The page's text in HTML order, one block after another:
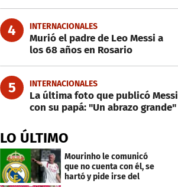
4 INTERNACIONALES
Murió el padre de Leo Messi a
los 68 años en Rosario
5 INTERNACIONALES
La última foto que publicó Messi
con su papá: "Un abrazo grande"
LO ÚLTIMO
Mourinho le comunicó
que no cuenta con él, se
hartó y pide irse del